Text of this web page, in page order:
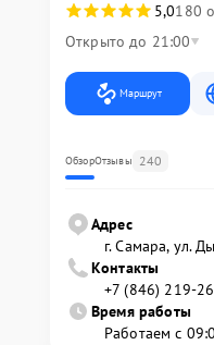
5,0180
Открыто до 21:00
Маршрут
ОбзорОтзывы 240
Адрес
г. Самара, ул.
Контакты
+7 (846) 219-
Время работы
Работаем с